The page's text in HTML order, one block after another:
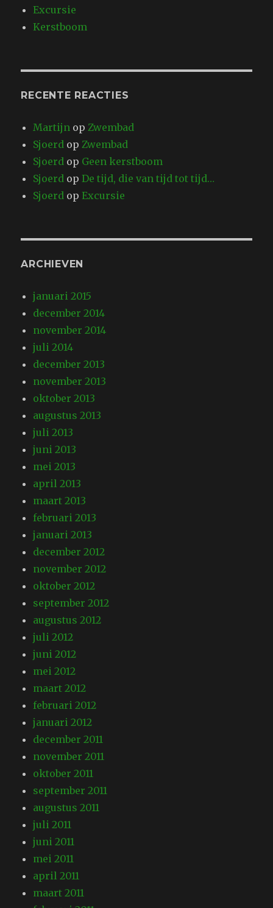
Excursie
Kerstboom
RECENTE REACTIES
Martijn opZwembad
Sjoerd opZwembad
Sjoerd op Geen kerstboom
Sjoerd opDe tijd, die van tijd tot tijd…
Sjoerd opExcursie
ARCHIEVEN
januari 2015
december 2014
november 2014
juli 2014
december 2013
november 2013
oktober 2013
augustus 2013
juli 2013
juni 2013
mei 2013
april 2013
maart 2013
februari 2013
januari 2013
december 2012
november 2012
oktober 2012
september 2012
augustus 2012
juli 2012
juni 2012
mei 2012
maart 2012
februari 2012
januari 2012
december 2011
november 2011
oktober 2011
september 2011
augustus 2011
juli 2011
juni 2011
mei 2011
april 2011
maart 2011